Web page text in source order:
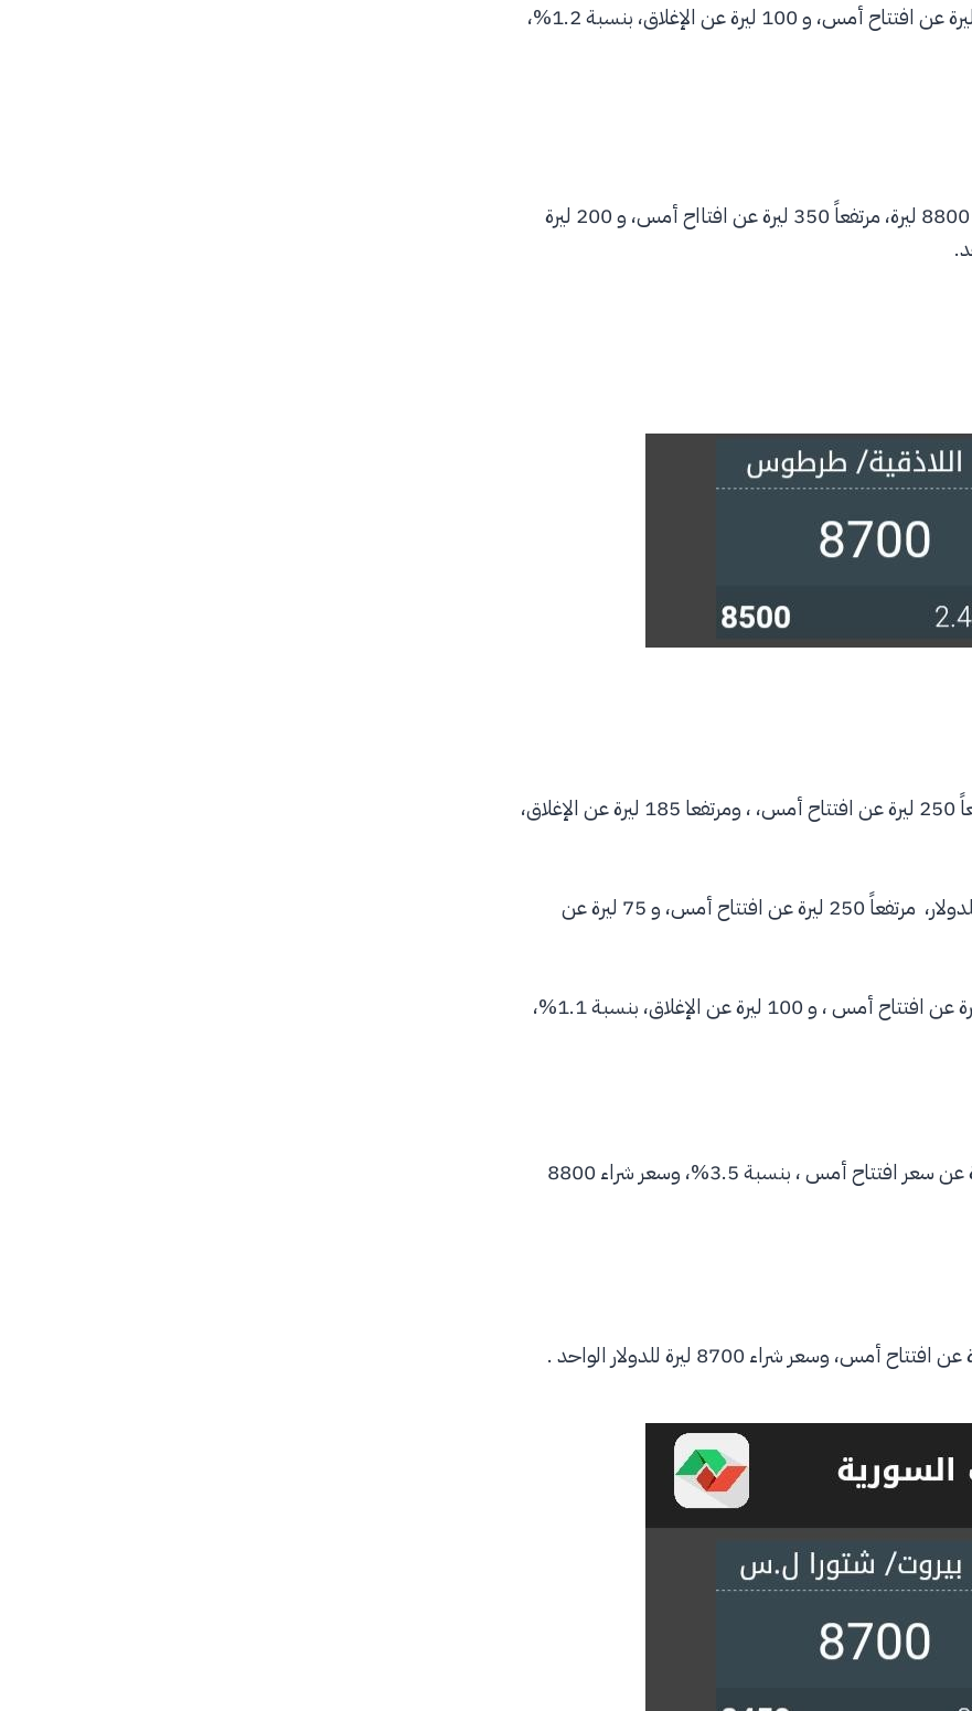
وسجل الدولار في حلب سعر مبيع بلغ 8600 ليرة، مرتفعاً 150 ليرة عن افتتاح أمس، و 100 ليرة عن الإغلاق، بنسبة 1.2%،
، سعر مبيع بلغ 8800 ليرة، مرتفعاً 350 ليرة عن افتااح أمس، و 200 ليرة
سعر مبيع بلغ 8900 ليرة ، مرتفعاً 250 ليرة عن افتتاح أمس، ، ومرتفعا 185 ليرة عن الإغلاق،
سعر مبيع بلغ 8900 ليرة للدولار، مرتفعاً 250 ليرة عن افتتاح أمس، و 75 ليرة عن
سجل الدولار سعر مبيع 8900 ليرة،مرتفعاً 275 ليرة عن افتتاح أمس ، و 100 ليرة عن الإغلاق، بنسبة 1.1%،
،سعر مبيع 8900 ليرة ، مرتفعاً 300 ليرة عن سعر افتتاح أمس ، بنسبة 3.5%، وسعر شراء 8800